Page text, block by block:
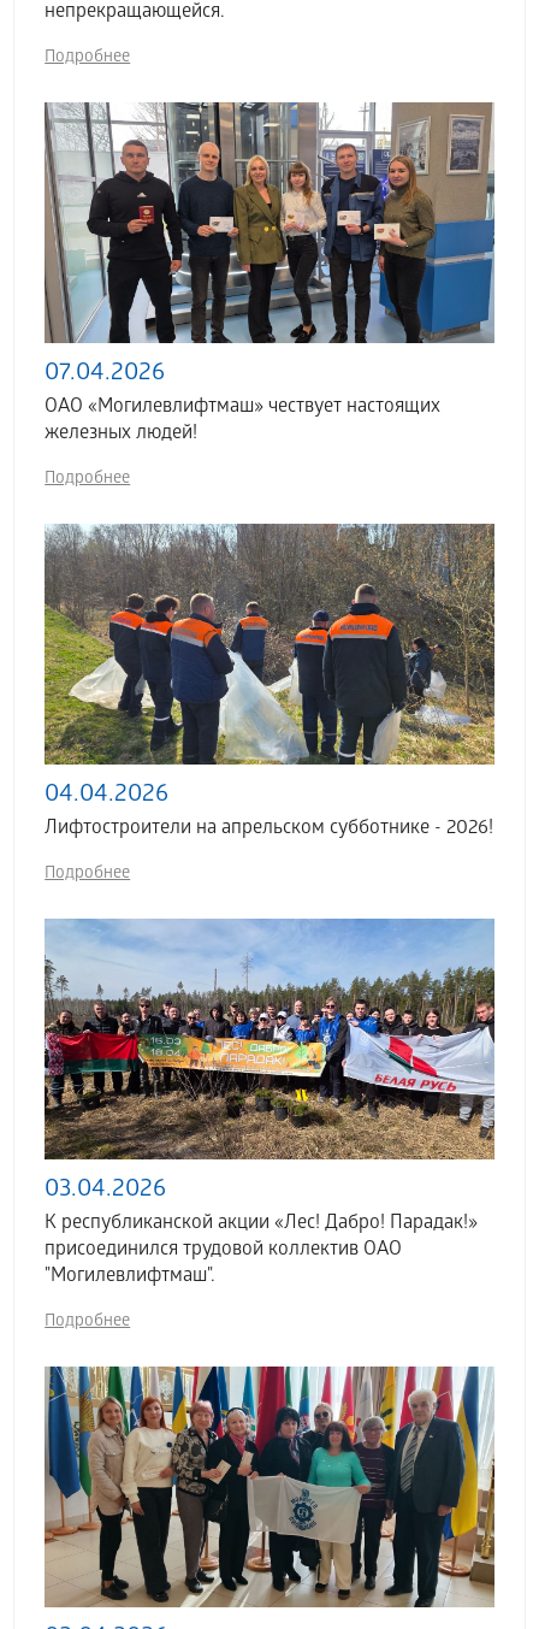
непрекращающейся.
Подробнее
07.04.2026
ОАО «Могилевлифтмаш» чествует настоящих
железных людей!
Подробнее
04.04.2026
Лифтостроители на апрельском субботнике - 2026!
Подробнее
03.04.2026
К республиканской акции «Лес! Дабро! Парадак!»
присоединился трудовой коллектив ОАО
"Могилевлифтмаш".
Подробнее